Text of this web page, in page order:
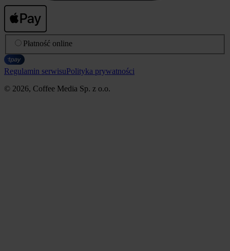
Płatność online
Regulamin serwisuPolityka prywatności
© 2026, Coffee Media Sp. z o.o.